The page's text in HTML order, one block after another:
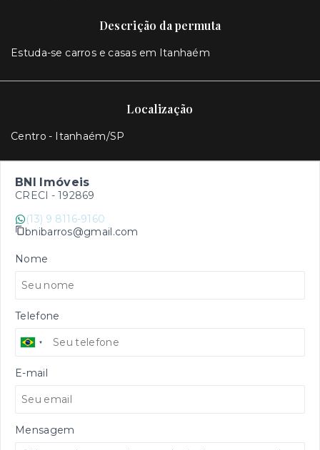
Descrição da permuta
Estuda-se carros e casas em Itanhaém
Localização
Centro - Itanhaém/SP
BNI Imóveis
CRECI - 192869
(13) 9 8116-9160
bnibarros@gmail.com
Nome
Telefone
E-mail
Mensagem